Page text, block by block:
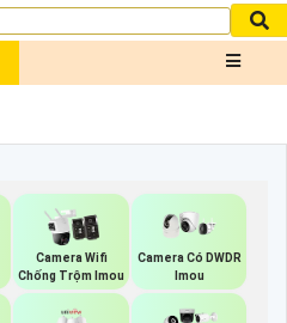
Camera Wifi
Chống Trộm Imou
Camera Có DWDR
Imou